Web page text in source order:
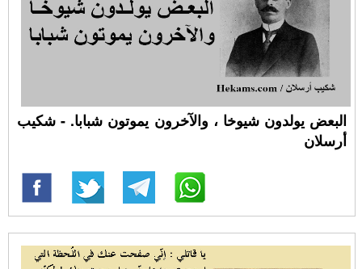
البعض يولدون شيوخا ، والآخرون يموتون شبابا. - شكيب
أرسلان